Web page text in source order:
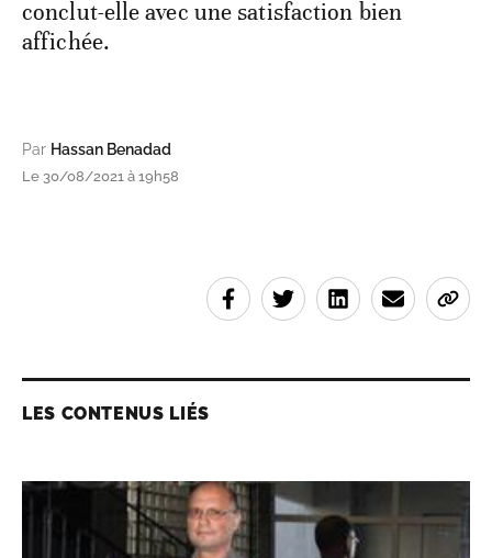
conclut-elle avec une satisfaction bien
affichée.
Par Hassan Benadad
Le 30/08/2021 à 19h58
LES CONTENUS LIÉS